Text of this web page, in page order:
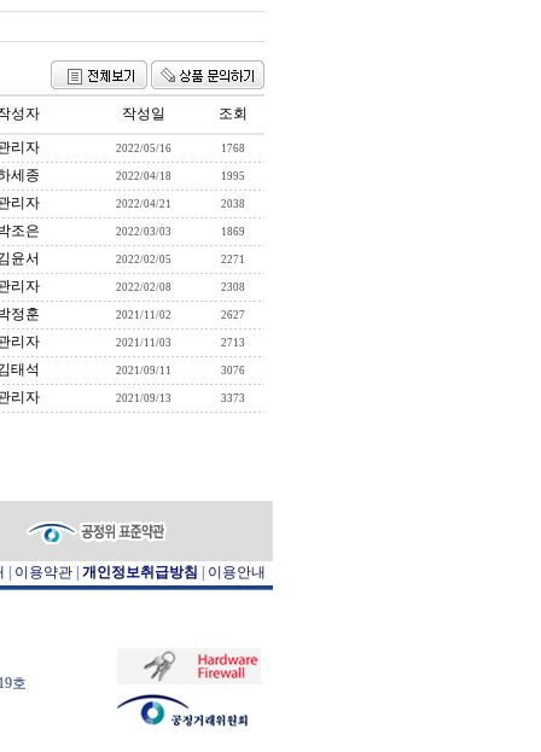
성자 작성일
조회
리자
2022/05/16 1768
세종 2022/04/18 1995
리자 2022/04/21 2038
조은 2022/03/03 1869
윤서 2022/02/05 2271
리자 2022/02/08 2308
정훈 2021/11/02 2627
리자 2021/11/03 2713
태석 2021/09/11 3076
리자 2021/09/13 3373
이용약관 개인정보취급방침 이용안내
호